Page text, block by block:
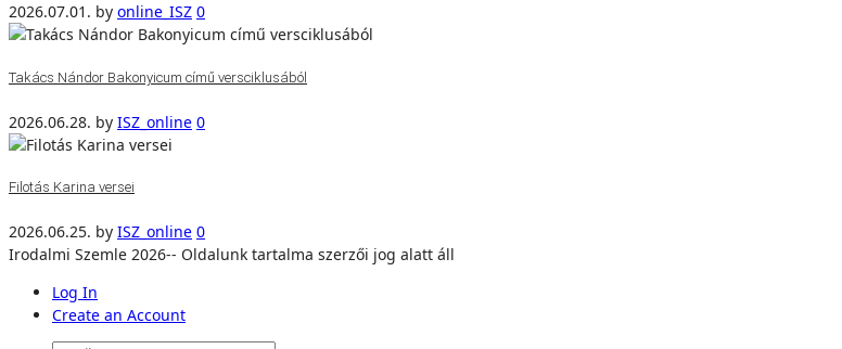
2026.07.01. by online_ISZ 0
Takács Nándor Bakonyicum című versciklusából
2026.06.28. by ISZ_online 0
Filotás Karina versei
2026.06.25. by ISZ_online 0
Irodalmi Szemle 2026-- Oldalunk tartalma szerzői jog alatt áll
Log In
Create an Account